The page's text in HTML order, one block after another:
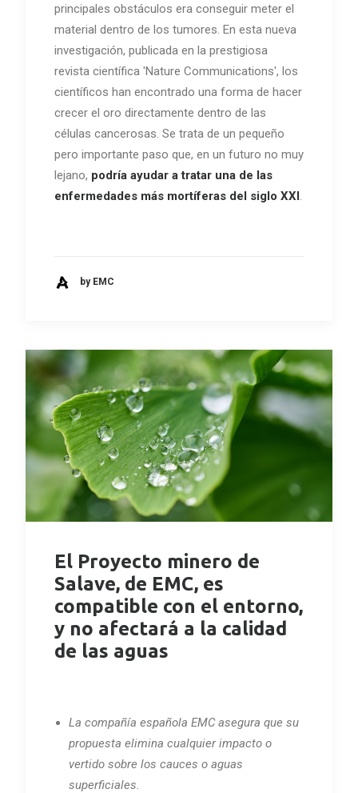
principales obstáculos era conseguir meter el
material dentro de los tumores. En esta nueva
investigación, publicada en la prestigiosa
revista científica 'Nature Communications', los
científicos han encontrado una forma de hacer
crecer el oro directamente dentro de las
células cancerosas. Se trata de un pequeño
pero importante paso que, en un futuro no muy
lejano, podría ayudar a tratar una de las
enfermedades más mortíferas del siglo XXI.
by EMC
El Proyecto minero de
Salave, de EMC, es
compatible con el entorno,
y no afectará a la calidad
de las aguas
La compañía española EMC asegura que su
propuesta elimina cualquier impacto o
vertido sobre los cauces o aguas
superficiales.